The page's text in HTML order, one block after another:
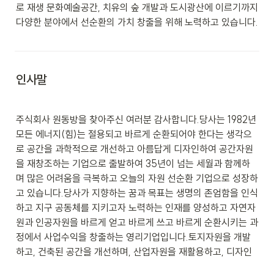
로 재생 문화예술공간, 치유의 숲 개발과 도시광산에 이르기까지
다양한 분야에서 선순환의 가치 창출을 위해 노력하고 있습니다.
인사말
주식회사 원동방을 찾아주신 여러분 감사합니다.당사는 1982년
모든 에너지(힘)는 절용되고 바르게 순환되어야 한다는 생각으
로 공간을 과학적으로 개선하고 아름답게 디자인하여 공간자원
을 재창조하는 기업으로 출발하여 35년이 넘는 세월과 함께하
며 많은 어려움을 극복하고 오늘의 자원 선순환 기업으로 성장하
고 있습니다.당사가 지향하는 꿈과 목표는 생명의 존엄함을 인식
하고 지구 공동체를 지키고자 노력하는 인재를 양성하고 자연자
원과 인공자원을 바르게 얻고 바르게 쓰고 바르게 순환시키는 과
정에서 사업수익을 창출하는 영리기업입니다.토지자원을 개발
하고, 건축된 공간을 개선하며, 산업자원을 재활용하고, 디자인